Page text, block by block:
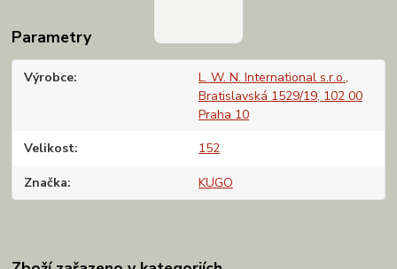
Parametry
Výrobce
L. W. N. International s.r.o.,
Bratislavská 1529/19, 102 00
Praha 10
Velikost 152
Značka KUGO